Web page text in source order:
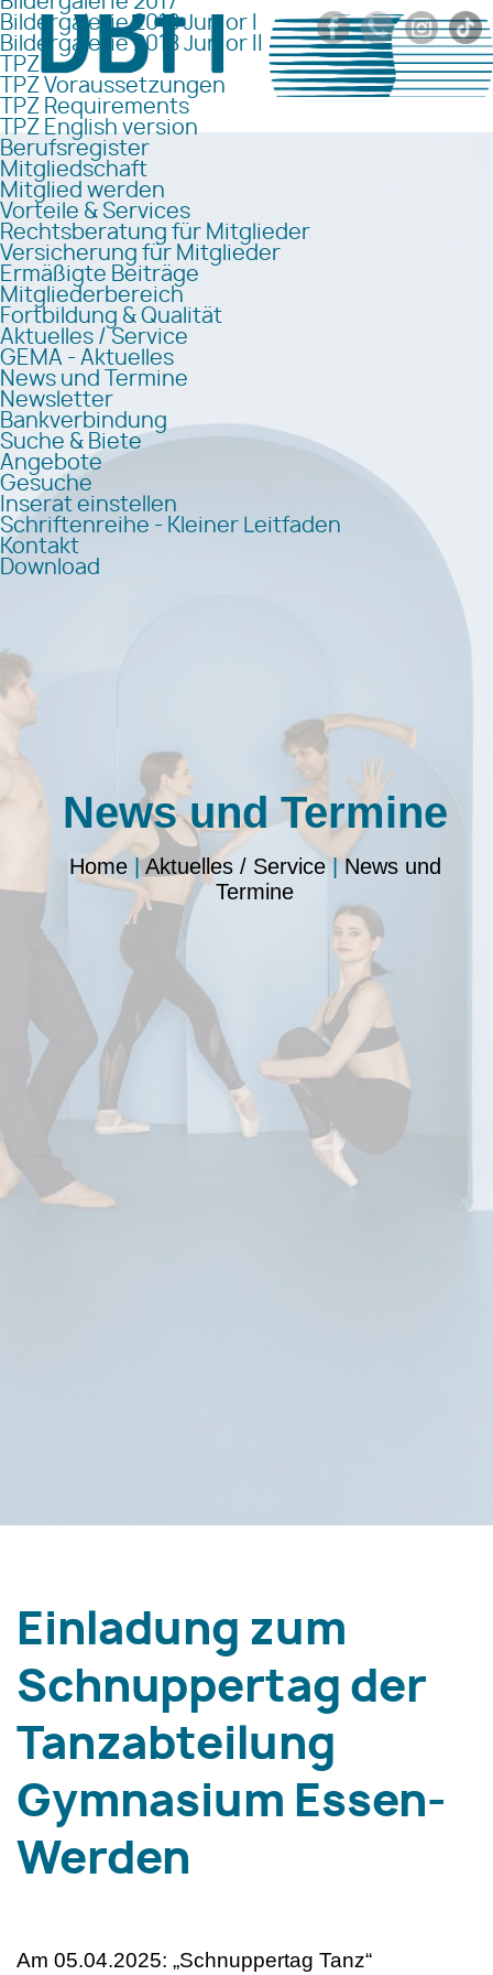
Bildergalerie 2018 Junior I
Bildergalerie 2018 Junior II
TPZ
TPZ Voraussetzungen
TPZ Requirements
TPZ English version
Berufsregister
Mitgliedschaft
Mitglied werden
Vorteile & Services
Rechtsberatung für Mitglieder
Versicherung für Mitglieder
Ermäßigte Beiträge
Mitgliederbereich
Fortbildung & Qualität
Aktuelles / Service
GEMA - Aktuelles
News und Termine
Newsletter
Bankverbindung
Suche & Biete
Angebote
Gesuche
Inserat einstellen
Schriftenreihe - Kleiner Leitfaden
Kontakt
Download
News und Termine
Home|Aktuelles / Service|News und
Termine
Einladung zum
Schnuppertag der
Tanzabteilung
Gymnasium Essen-
Werden
Am 05.04.2025: „Schnuppertag Tanz“